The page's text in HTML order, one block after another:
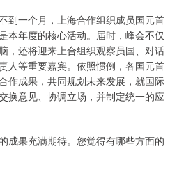
到一个月，上海合作组织成员国元首
本年度的核心活动。届时，峰会不仅
，还将迎来上合组织观察员国、对话
人等重要嘉宾。依照惯例，各国元首
作成果，共同规划未来发展，就国际
换意见、协调立场，并制定统一的应
成果充满期待。您觉得有哪些方面的